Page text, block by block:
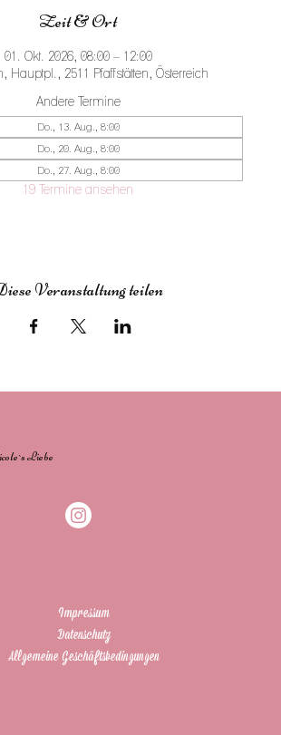
Zeit & Ort
01. Okt. 2026, 08:00 – 12:00
Hauptpl., 2511 Pfaffstätten, Österreich
Andere Termine
Do., 13. Aug., 8:00
Do., 20. Aug., 8:00
Do., 27. Aug., 8:00
19 Termine ansehen
Veranstaltung teilen
Liebe
Impressum
Datenschutz
Allgemeine Geschäftsbedingungen